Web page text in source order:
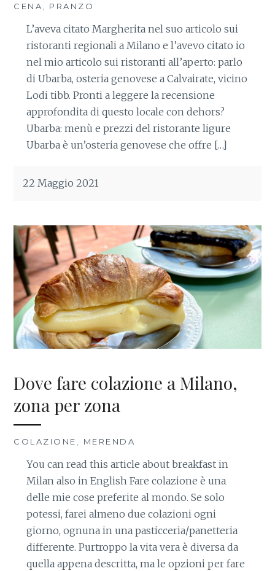
CENA PRANZO
L’aveva citato Margherita nel suo articolo sui
ristoranti regionali a Milano e l’avevo citato io
nel mio articolo sui ristoranti all’aperto: parlo
di Ubarba, osteria genovese a Calvairate, vicino
Lodi tibb. Pronti a leggere la recensione
approfondita di questo locale con dehors?
Ubarba: menù e prezzi del ristorante ligure
Ubarba è un’osteria genovese che offre […]
22 Maggio 2021
Dove fare colazione a Milano,
zona per zona
COLAZIONE , MERENDA
You can read this article about breakfast in
Milan also in English Fare colazione è una
delle mie cose preferite al mondo. Se solo
potessi, farei almeno due colazioni ogni
giorno, ognuna in una pasticceria/panetteria
differente. Purtroppo la vita vera è diversa da
quella appena descritta, ma le opzioni per fare